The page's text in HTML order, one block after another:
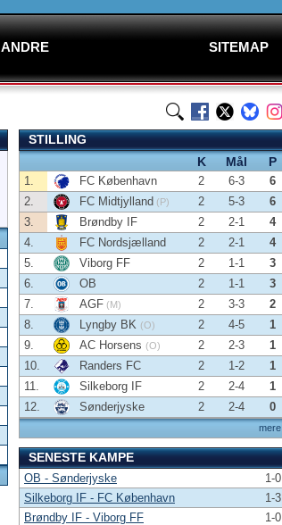
ANDRE SITEMAP
STILLING
K
Mål P
mere
1. FC København 2 6-3
6
2.
FC Midtjylland (P) 2 5-3
6
3.
Brøndby IF 2 2-1
4
4.
FC Nordsjælland 2 2-1
4
5.
Viborg FF 2 1-1
3
6.
OB 2 1-1
3
7.
AGF (M) 2 3-3
2
8.
Lyngby BK (O) 2 4-5
1
9.
AC Horsens (O) 2 2-3
1
10.
Randers FC 2 1-2
1
11.
Silkeborg IF 2 2-4
1
12.
Sønderjyske 2 2-4 0
SENESTE KAMPE
OB - Sønderjyske
1-0
Silkeborg IF - FC København
1-3
Brøndby IF - Viborg FF
1-0